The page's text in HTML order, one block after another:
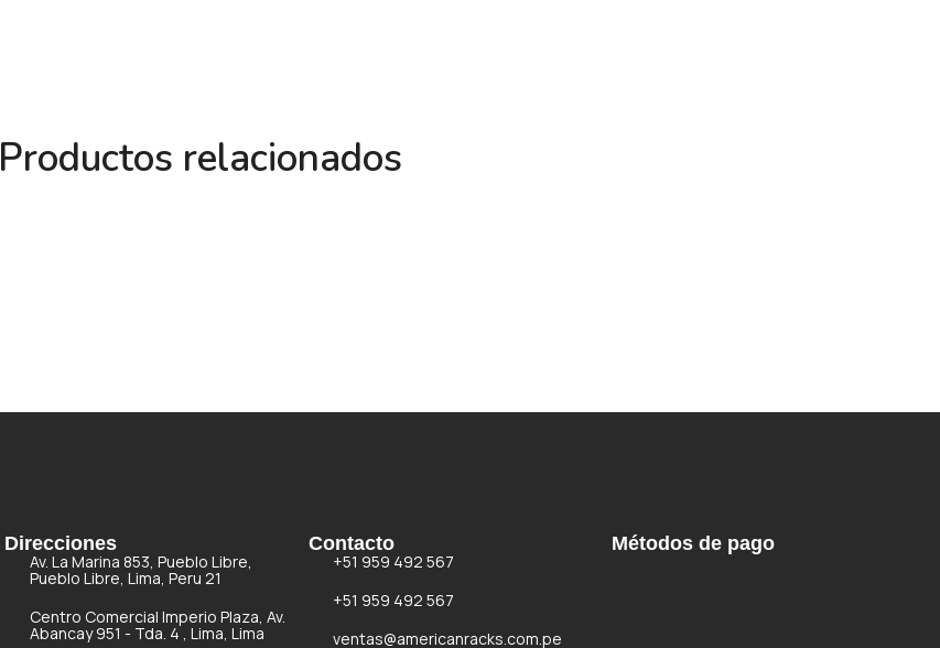
Productos relacionados
Direcciones
Av. La Marina 853, Pueblo Libre,
Pueblo Libre, Lima, Peru 21
Centro Comercial Imperio Plaza, Av.
Abancay 951 - Tda. 4 , Lima, Lima
Contacto
+51 959 492 567
+51 959 492 567
ventas@americanracks.com.pe
Métodos de pago